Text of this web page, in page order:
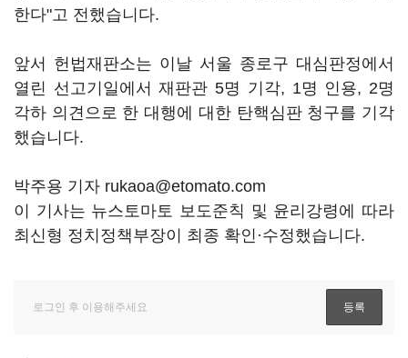
한다"고 전했습니다.
앞서 헌법재판소는 이날 서울 종로구 대심판정에서
열린 선고기일에서 재판관 5명 기각, 1명 인용, 2명
각하 의견으로 한 대행에 대한 탄핵심판 청구를 기각
했습니다.
박주용 기자 rukaoa@etomato.com
이 기사는 뉴스토마토 보도준칙 및 윤리강령에 따라
최신형 정치정책부장이 최종 확인·수정했습니다.